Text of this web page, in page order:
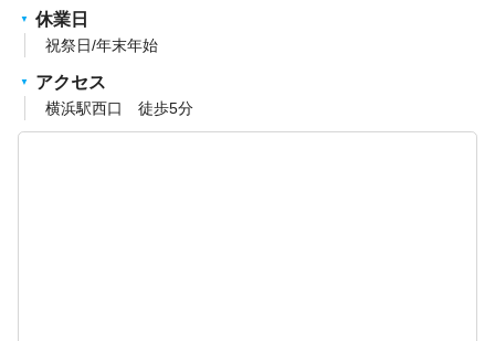
休業日
祝祭日/年末年始
アクセス
横浜駅西口 徒歩5分